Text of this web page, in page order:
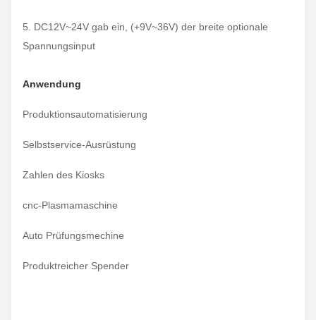
5. DC12V~24V gab ein, (+9V~36V) der breite optionale
Spannungsinput
Anwendung
Produktionsautomatisierung
Selbstservice-Ausrüstung
Zahlen des Kiosks
cnc-Plasmamaschine
Auto Prüfungsmechine
Produktreicher Spender